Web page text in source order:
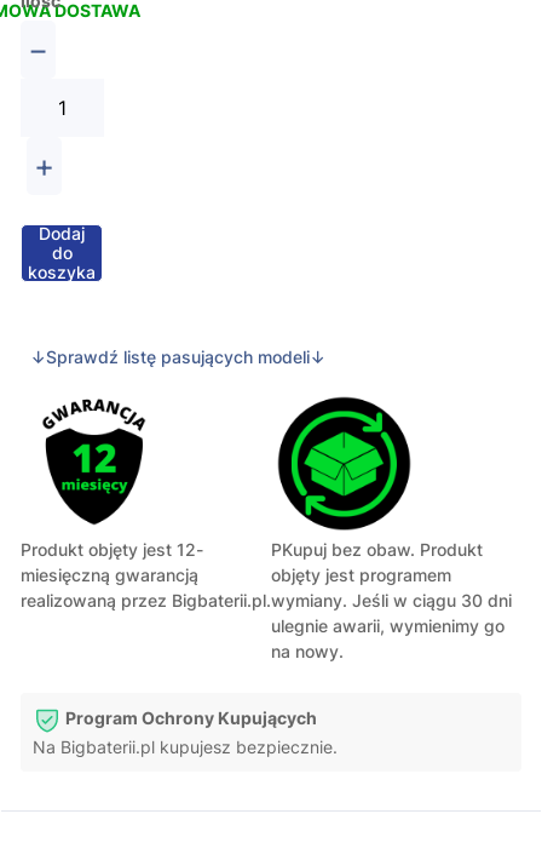
DOSTAWA
−
+
Dodaj
do
koszyka
↓Sprawdź listę pasujących modeli↓
Produkt objęty jest 12-
miesięczną gwarancją
realizowaną przez Bigbaterii.pl.
PKupuj bez obaw. Produkt
objęty jest programem
wymiany. Jeśli w ciągu 30 dni
ulegnie awarii, wymienimy go
na nowy.
Program Ochrony Kupujących
Na Bigbaterii.pl kupujesz bezpiecznie.